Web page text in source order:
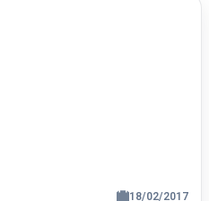
18/02/2017